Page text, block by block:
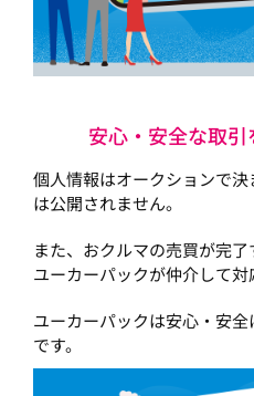
安心・安全な取
個人情報はオークションで
は公開されません。
また、おクルマの売買が完
ユーカーパックが仲介して対
ユーカーパックは安心・安
です。